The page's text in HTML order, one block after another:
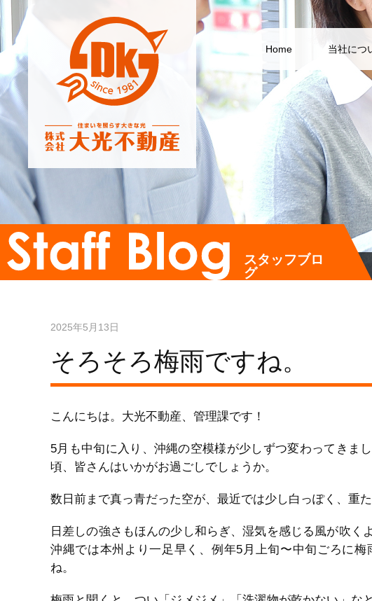
Home 当社につ
スタッフブロ
グ
2025年5月13日
そろそろ梅雨ですね。
こんにちは。大光不動産、管理課です！
5月も中旬に入り、沖縄の空模様が少しずつ変わってきま
頃、皆さんはいかがお過ごしでしょうか。
数日前まで真っ青だった空が、最近では少し白っぽく、重
日差しの強さもほんの少し和らぎ、湿気を感じる風が吹く
沖縄では本州より一足早く、例年5月上旬〜中旬ごろに
ね。